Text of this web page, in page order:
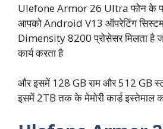
Ulefone Armor 26 Ultra फोन के
आपको Android V13 ऑपरेटिंग
Dimensity 8200 प्रोसेसर मिलता है
कार्य करता है
और इसमें 128 GB राम और 512 GB
इसमें 2TB तक के मेमोरी कार्ड इस्तेमाल